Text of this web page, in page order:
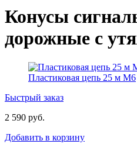
Конусы
дорожные с
Пластиковая цепь 25 м М6
Быстрый заказ
2 590 руб.
Добавить в корзину